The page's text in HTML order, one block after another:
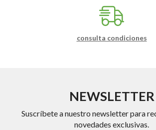
consulta condiciones
NEWSLETTER
Suscríbete a nuestro newsletter para
novedades exclusivas.